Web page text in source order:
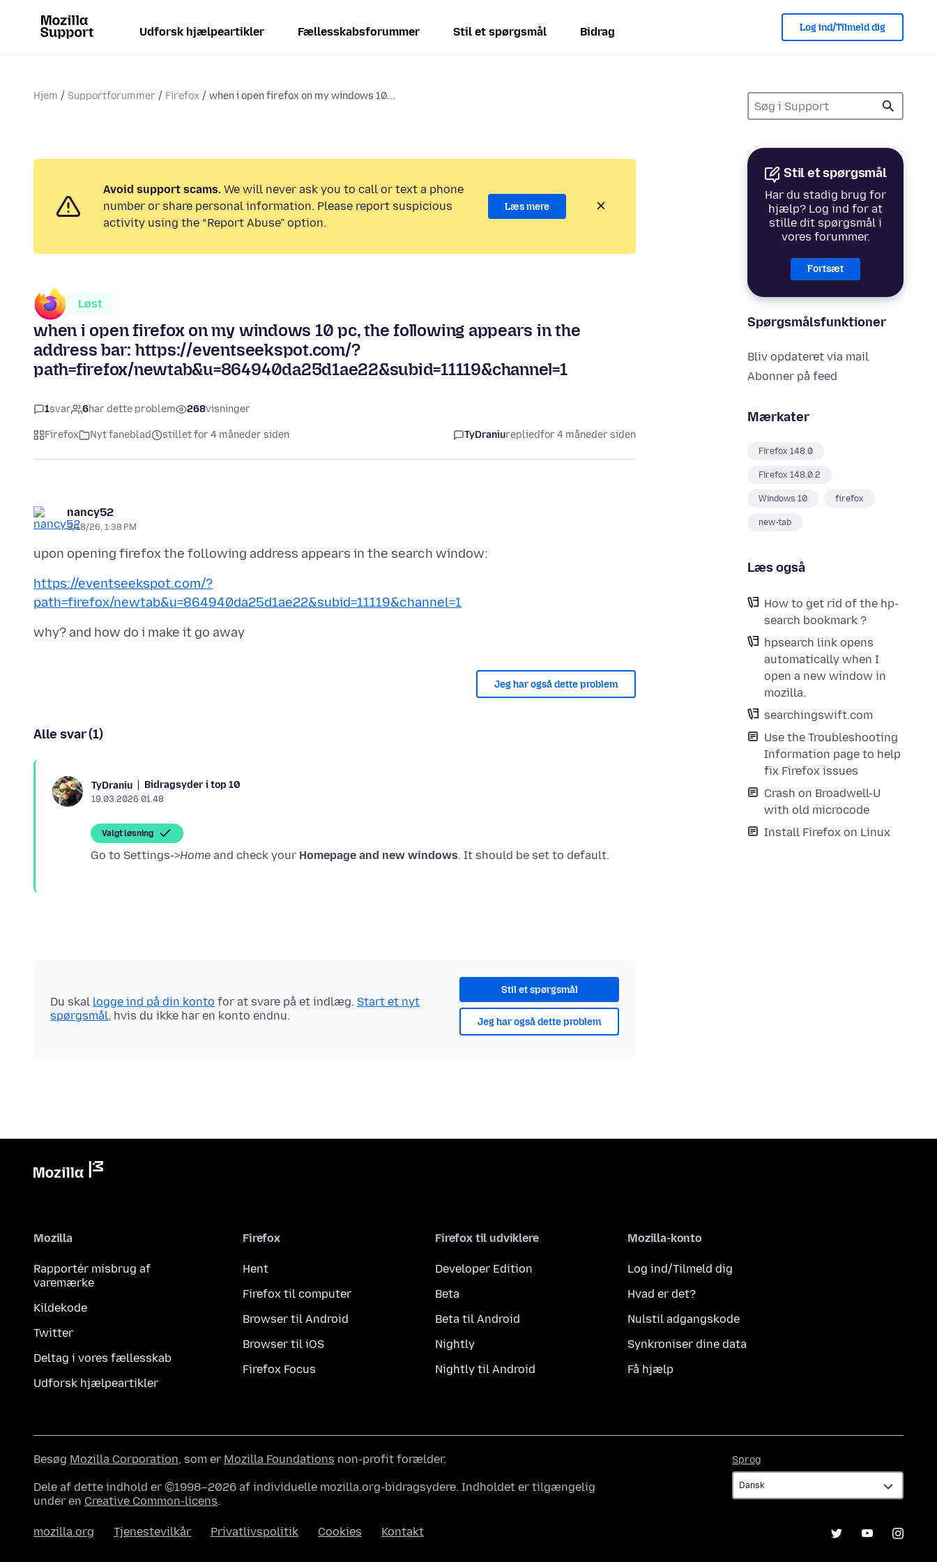
Udforsk hjælpeartikler Fællesskabsforummer Stil et spørgsmål Bidrag Log ind/Tilmeld dig
Hjem Supportforummer Firefox when i open firefox on my windows 10...
Stil et spørgsmål
Har du stadig brug for
hjælp? Log ind for at
stille dit spørgsmål i
vores forummer.
Fortsæt
Spørgsmålsfunktioner
Bliv opdateret via mail
Abonner på feed
Mærkater
Firefox 148.0
Firefox 148.0.2
Windows 10 firefox
new-tab
Læs også
How to get rid of the hp-
search bookmark ?
hpsearch link opens
automatically when I
open a new window in
mozilla.
searchingswift.com
Use the Troubleshooting
Information page to help
fix Firefox issues
Crash on Broadwell-U
with old microcode
Install Firefox on Linux
Avoid support scams. We will never ask you to call or text a phone
number or share personal information. Please report suspicious
activity using the “Report Abuse” option.
Læs mere
Løst
when i open firefox on my windows 10 pc, the following appears in the
address bar: https://eventseekspot.com/?
path=firefox/newtab&u=864940da25d1ae22&subid=11119&channel=1
1svar 6har dette problem 268visninger
Firefox Nyt faneblad stillet for 4 måneder siden TyDraniurepliedfor 4 måneder siden
nancy52
3/18/26, 1:38 PM
https://eventseekspot.com/?
path=firefox/newtab&u=864940da25d1ae22&subid=11119&channel=1
Jeg har også dette problem
Alle svar (1)
TyDraniu Bidragsyder i top 10
19.03.2026 01.48
Valgt løsning
Go to Settings->Home and check your Homepage and new windows
Stil et spørgsmål
Jeg har også dette problem
Du skal logge ind på din konto for at svare på et indlæg. Start et nyt
spørgsmål, hvis du ikke har en konto endnu.
Mozilla
Rapportér misbrug af
varemærke
Kildekode
Twitter
Deltag i vores fællesskab
Udforsk hjælpeartikler
Firefox
Hent
Firefox til computer
Browser til Android
Browser til iOS
Firefox Focus
Firefox til udviklere
Developer Edition
Beta
Beta til Android
Nightly
Nightly til Android
Mozilla-konto
Log ind/Tilmeld dig
Hvad er det?
Nulstil adgangskode
Synkroniser dine data
Få hjælp
Sprog
Besøg Mozilla Corporation, som er Mozilla Foundations non-profit forælder.
Dele af dette indhold er ©1998–2026 af individuelle mozilla.org-bidragsydere. Indholdet er tilgængelig
under en Creative Common-licens.
mozilla.org Tjenestevilkår Privatlivspolitik Cookies Kontakt